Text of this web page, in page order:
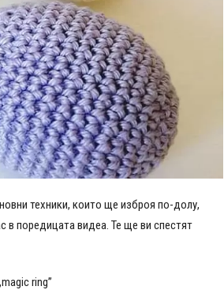
техники, които ще изброя по-долу,
в поредицата видеа. Те ще ви спестят
ring”